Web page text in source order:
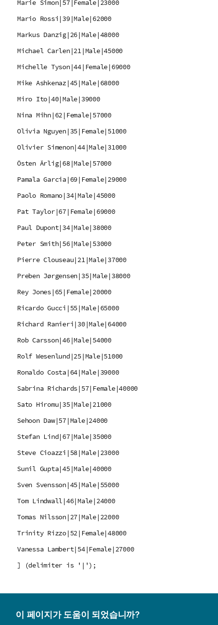
Marie Simon|57|Female|23000
Mario Rossi|39|Male|62000
Markus Danzig|26|Male|48000
Michael Carlen|21|Male|45000
Michelle Tyson|44|Female|69000
Mike Ashkenaz|45|Male|68000
Miro Ito|40|Male|39000
Nina Mihn|62|Female|57000
Olivia Nguyen|35|Female|51000
Olivier Simenon|44|Male|31000
Östen Ärlig|68|Male|57000
Pamala Garcia|69|Female|29000
Paolo Romano|34|Male|45000
Pat Taylor|67|Female|69000
Paul Dupont|34|Male|38000
Peter Smith|56|Male|53000
Pierre Clouseau|21|Male|37000
Preben Jørgensen|35|Male|38000
Rey Jones|65|Female|20000
Ricardo Gucci|55|Male|65000
Richard Ranieri|30|Male|64000
Rob Carsson|46|Male|54000
Rolf Wesenlund|25|Male|51000
Ronaldo Costa|64|Male|39000
Sabrina Richards|57|Female|40000
Sato Hiromu|35|Male|21000
Sehoon Daw|57|Male|24000
Stefan Lind|67|Male|35000
Steve Cioazzi|58|Male|23000
Sunil Gupta|45|Male|40000
Sven Svensson|45|Male|55000
Tom Lindwall|46|Male|24000
Tomas Nilsson|27|Male|22000
Trinity Rizzo|52|Female|48000
Vanessa Lambert|54|Female|27000
] (delimiter is '|');
이 페이지가 도움이 되었습니까?